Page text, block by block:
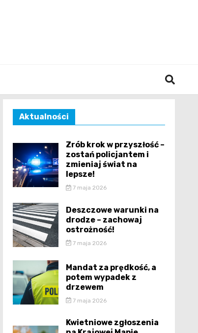
Aktualności
Zrób krok w przyszłość –
zostań policjantem i
zmieniaj świat na
lepsze!
7 maja 2026
Deszczowe warunki na
drodze – zachowaj
ostrożność!
7 maja 2026
Mandat za prędkość, a
potem wypadek z
drzewem
7 maja 2026
Kwietniowe zgłoszenia